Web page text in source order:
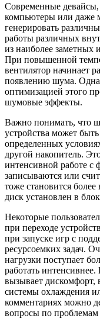
Современные девайсы,
компьютеры или даже
генерировать
работы различных
из наиболее заметных
При повышенной
вентилятор начинает
появлению шума.
оптимизацией этого
шумовые эффекты.
Важно понимать, что
устройства может
определенных
другой накопитель.
интенсивной работе с
записываются или
тоже становится
диск установлен в
Некоторые
при переходе
при запуске игр с
ресурсоемких задач.
нагрузки поступает
работать
вызывает дискомфорт,
системы охлаждения
комментариях можно
вопросы по проблемам